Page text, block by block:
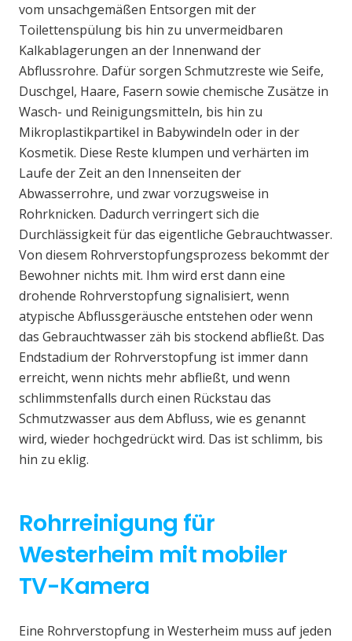
vom unsachgemäßen Entsorgen mit der
Toilettenspülung bis hin zu unvermeidbaren
Kalkablagerungen an der Innenwand der
Abflussrohre. Dafür sorgen Schmutzreste wie Seife,
Duschgel, Haare, Fasern sowie chemische Zusätze in
Wasch- und Reinigungsmitteln, bis hin zu
Mikroplastikpartikel in Babywindeln oder in der
Kosmetik. Diese Reste klumpen und verhärten im
Laufe der Zeit an den Innenseiten der
Abwasserrohre, und zwar vorzugsweise in
Rohrknicken. Dadurch verringert sich die
Durchlässigkeit für das eigentliche Gebrauchtwasser.
Von diesem Rohrverstopfungsprozess bekommt der
Bewohner nichts mit. Ihm wird erst dann eine
drohende Rohrverstopfung signalisiert, wenn
atypische Abflussgeräusche entstehen oder wenn
das Gebrauchtwasser zäh bis stockend abfließt. Das
Endstadium der Rohrverstopfung ist immer dann
erreicht, wenn nichts mehr abfließt, und wenn
schlimmstenfalls durch einen Rückstau das
Schmutzwasser aus dem Abfluss, wie es genannt
wird, wieder hochgedrückt wird. Das ist schlimm, bis
hin zu eklig.
Rohrreinigung für
Westerheim mit mobiler
TV-Kamera
Eine Rohrverstopfung in Westerheim muss auf jeden